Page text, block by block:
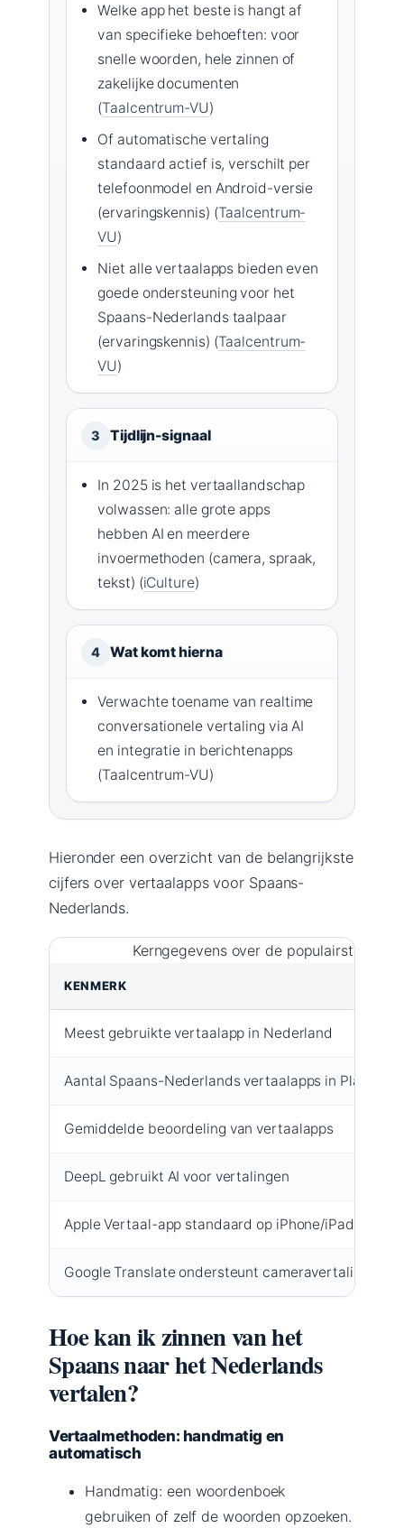
Welke app het beste is hangt af
van specifieke behoeften: voor
snelle woorden, hele zinnen of
zakelijke documenten
(Taalcentrum-VU)
Of automatische vertaling
standaard actief is, verschilt per
telefoonmodel en Android-versie
(ervaringskennis) (Taalcentrum-
VU)
Niet alle vertaalapps bieden even
goede ondersteuning voor het
Spaans-Nederlands taalpaar
(ervaringskennis) (Taalcentrum-
VU)
3 Tijdlijn-signaal
In 2025 is het vertaallandschap
volwassen: alle grote apps
hebben AI en meerdere
invoermethoden (camera, spraak,
tekst) (iCulture)
4 Wat komt hierna
Verwachte toename van realtime
conversationele vertaling via AI
en integratie in berichtenapps
(Taalcentrum-VU)
Hieronder een overzicht van de belangrijkste
cijfers over vertaalapps voor Spaans-
Nederlands.
Kerngegevens over de populairste
KENMERK
Meest gebruikte vertaalapp in Nederland
Aantal Spaans-Nederlands vertaalapps in Play
Gemiddelde beoordeling van vertaalapps
DeepL gebruikt AI voor vertalingen
Apple Vertaal-app standaard op iPhone/iPad
Google Translate ondersteunt cameravertaling
Hoe kan ik zinnen van het
Spaans naar het Nederlands
vertalen?
Vertaalmethoden: handmatig en
automatisch
Handmatig: een woordenboek
gebruiken of zelf de woorden opzoeken.